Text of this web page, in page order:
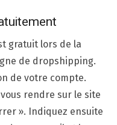
gratuit lors de la
de dropshipping.
de votre compte.
rendre sur le site
». Indiquez ensuite